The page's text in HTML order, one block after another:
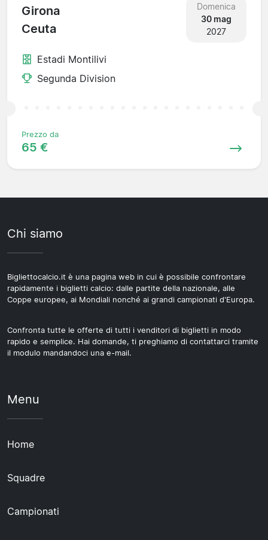
Girona
Ceuta
Domenica
30 mag
2027
Estadi Montilivi
Segunda Division
Prezzo da
65 €
Chi siamo
Bigliettocalcio.it è una pagina web in cui è possibile confrontare
rapidamente i biglietti calcio: dalle partite della nazionale, alle
Coppe europee, ai Mondiali nonché ai grandi campionati d'Europa.
Confronta tutte le offerte di tutti i venditori di biglietti in modo
rapido e semplice. Hai domande, ti preghiamo di contattarci tramite
il modulo mandandoci una e-mail.
Menu
Home
Squadre
Campionati